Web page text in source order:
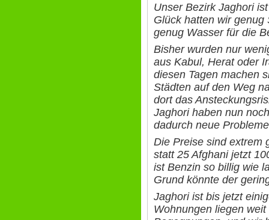
Unser Bezirk Jaghori
Glück hatten wir
genug Wasser für die
Bisher wurden nur
aus Kabul, Herat oder
diesen Tagen machen
Städten auf den Weg
dort das
Jaghori haben nun
dadurch neue
Die Preise sind extrem
statt 25 Afghani jetzt
ist Benzin so billig wie
Grund könnte der
Jaghori ist bis jetzt
Wohnungen liegen